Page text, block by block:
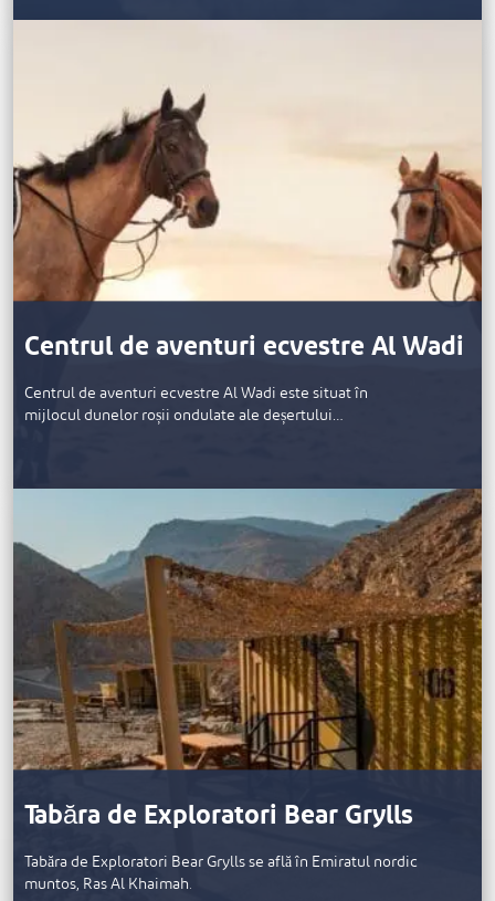
Centrul de aventuri ecvestre Al Wadi
Centrul de aventuri ecvestre Al Wadi este situat în
mijlocul dunelor roșii ondulate ale deșertului…
Tabăra de Exploratori Bear Grylls
Tabăra de Exploratori Bear Grylls se află în Emiratul nordic
muntos, Ras Al Khaimah.